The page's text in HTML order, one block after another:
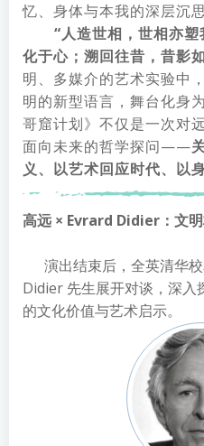
忆、身体与本我的深层沉思
“人造世相，世相亦
化于心；溯回往昔，昔影
明、多媒介的艺术实验中
明的新型语言，舞台化身
哥窟计划》不仅是一次对
面向未来的哲学探问——
义、以艺术回应时代、以
高远 × Evrard Didier：文
演出结束后，全英清华
Didier 先生展开对谈，深入
的文化价值与艺术启示。